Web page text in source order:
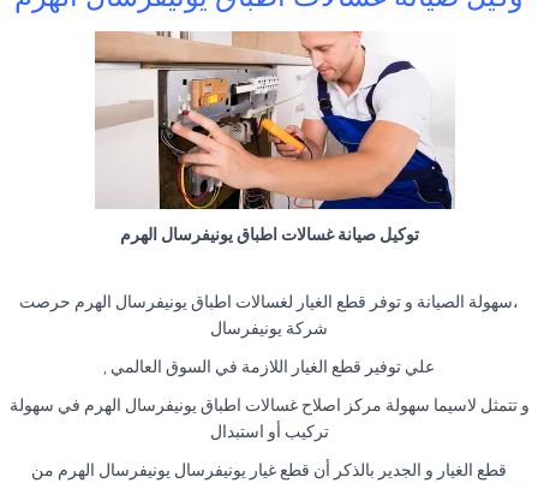
توكيل صيانة غسالات اطباق يونيفرسال الهرم
،سهولة الصيانة و توفر قطع الغيار لغسالات اطباق يونيفرسال الهرم حرصت
شركة يونيفرسال
علي توفير قطع الغيار اللازمة في السوق العالمي ,
و تتمثل لاسيما سهولة مركز اصلاح غسالات اطباق يونيفرسال الهرم في سهولة
تركيب أو استبدال
قطع الغيار و الجدير بالذكر أن قطع غيار يونيفرسال يونيفرسال الهرم من